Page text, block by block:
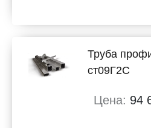
Труба
ст09Г2С
94